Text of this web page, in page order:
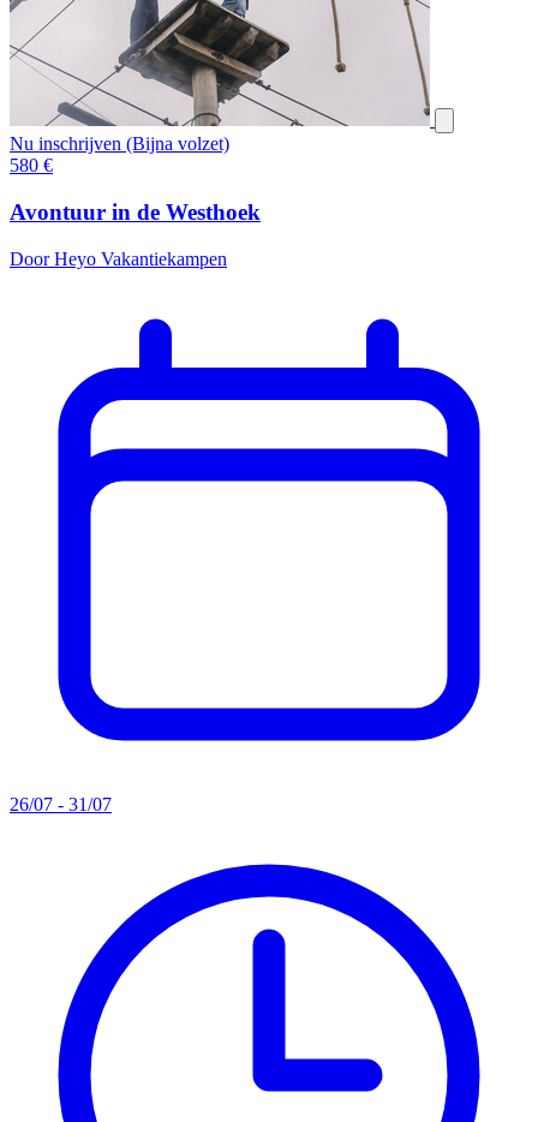
Nu inschrijven (Bijna volzet)
580 €
Avontuur in de Westhoek
Door Heyo Vakantiekampen
26/07 - 31/07